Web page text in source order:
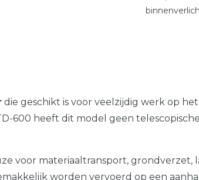
die geschikt is voor veelzijdig werk op
600 heeft dit model geen
voor materiaaltransport, grondverzet,
worden vervoerd op een